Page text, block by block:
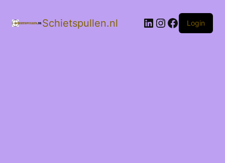
Schietspullen.nl LinkedIn
Instagram
Facebook
Login